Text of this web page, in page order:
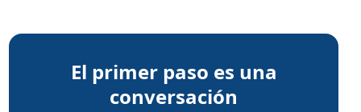
El primer paso es una
conversación